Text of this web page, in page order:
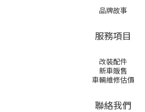
品牌故事
服務項目
改裝配件
新車販售
車輛維修估價
聯絡我們